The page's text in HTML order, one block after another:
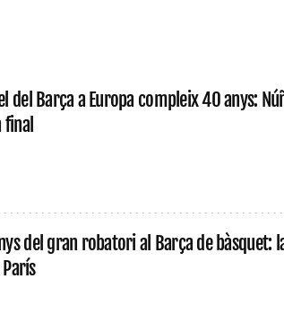
del Barça a Europa compleix 40 anys:
del gran robatori al Barça de bàsquet: